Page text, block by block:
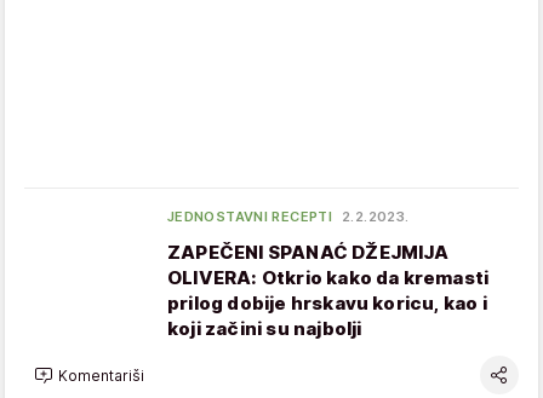
JEDNOSTAVNI RECEPTI 2.2.2023.
ZAPEČENI SPANAĆ DŽEJMIJA
OLIVERA: Otkrio kako da kremasti
prilog dobije hrskavu koricu, kao i
koji začini su najbolji
Komentariši